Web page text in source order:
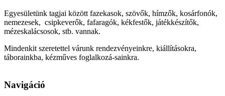
Egyesületünk tagjai között fazekasok, szövők, hímzők, kosárfonók,
nemezesek, csipkeverők, fafaragók, kékfestők, játékkészítők,
mézeskalácsosok, stb. vannak.
Mindenkit szeretettel várunk rendezvényeinkre, kiállításokra,
táborainkba, kézműves foglalkozá-sainkra.
Navigáció